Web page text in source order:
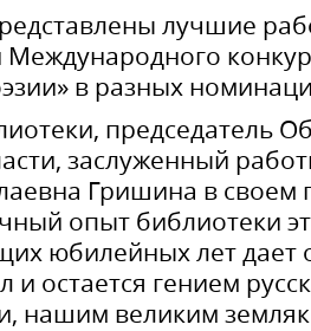
лучшие
в разных
председатель
заслуженный
Гришина в своем
опыт библиотеки
юбилейных лет дает
и остается гением
нашим великим